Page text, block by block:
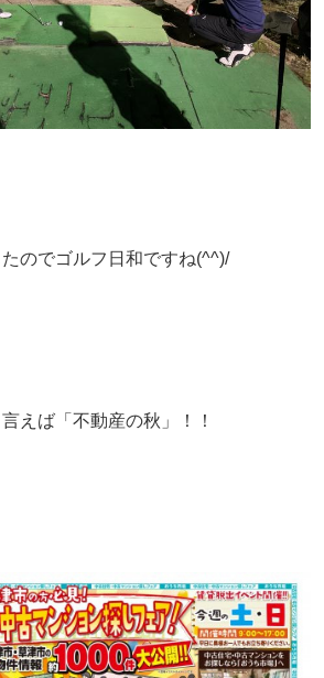
のでゴルフ日和ですね(^^)/
えば「不動産の秋」！！